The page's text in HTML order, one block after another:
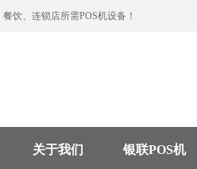
饮、连锁店所需POS机设备！
关于我们 银联POS机